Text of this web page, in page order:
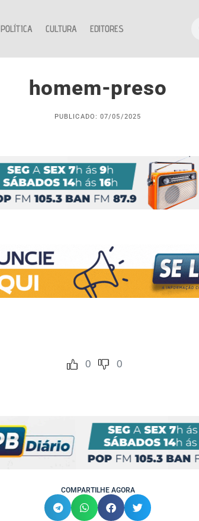
POLÍTICA CULTURA EDITORES
homem-preso
PUBLICADO: 07/05/2025
0 0
COMPARTILHE AGORA